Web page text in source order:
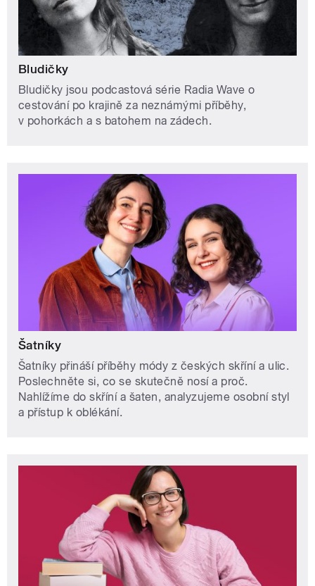
Bludičky
Bludičky jsou podcastová série Radia Wave o
cestování po krajině za neznámými příběhy,
v pohorkách a s batohem na zádech.
Šatníky
Šatníky přináší příběhy módy z českých skříní a ulic.
Poslechněte si, co se skutečně nosí a proč.
Nahlížíme do skříní a šaten, analyzujeme osobní styl
a přístup k oblékání.